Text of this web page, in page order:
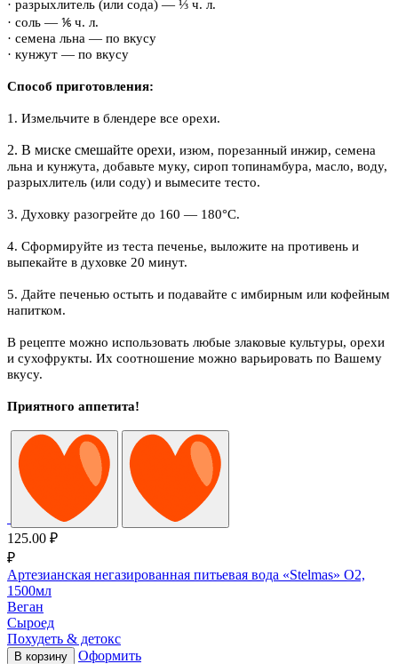
· разрыхлитель (или сода) — ⅓ ч. л.
· соль — ⅙ ч. л.
· семена льна — по вкусу
· кунжут — по вкусу
Способ приготовления:
1. Измельчите в блендере все орехи.
2. В миске смешайте орехи, изюм, порезанный инжир, семена
льна и кунжута, добавьте муку, сироп топинамбура, масло, воду,
разрыхлитель (или соду) и вымесите тесто.
3. Духовку разогрейте до 160 — 180°C.
4. Сформируйте из теста печенье, выложите на противень и
выпекайте в духовке 20 минут.
5. Дайте печенью остыть и подавайте с имбирным или кофейным
напитком.
В рецепте можно использовать любые злаковые культуры, орехи
и сухофрукты. Их соотношение можно варьировать по Вашему
вкусу.
Приятного аппетита!
125.00 ₽
₽
Артезианская негазированная питьевая вода «Stelmas» O2,
1500мл
Веган
Сыроед
Похудеть & детокс
В корзину Оформить